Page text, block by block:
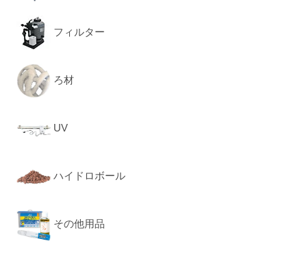
フィルター
ろ材
UV
ハイドロボール
その他用品